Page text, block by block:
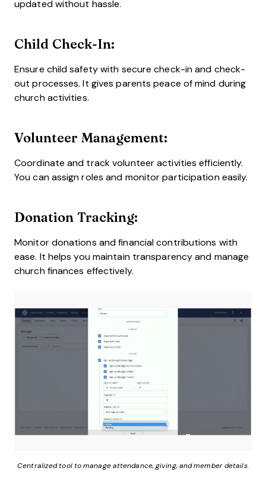
updated without hassle.
Child Check-In:
Ensure child safety with secure check-in and check-
out processes. It gives parents peace of mind during
church activities.
Volunteer Management:
Coordinate and track volunteer activities efficiently.
You can assign roles and monitor participation easily.
Donation Tracking:
Monitor donations and financial contributions with
ease. It helps you maintain transparency and manage
church finances effectively.
Centralized tool to manage attendance, giving, and member details.